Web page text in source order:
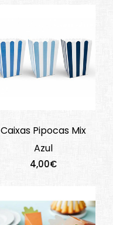
Caixas Pipocas Mix
Azul
4,00€